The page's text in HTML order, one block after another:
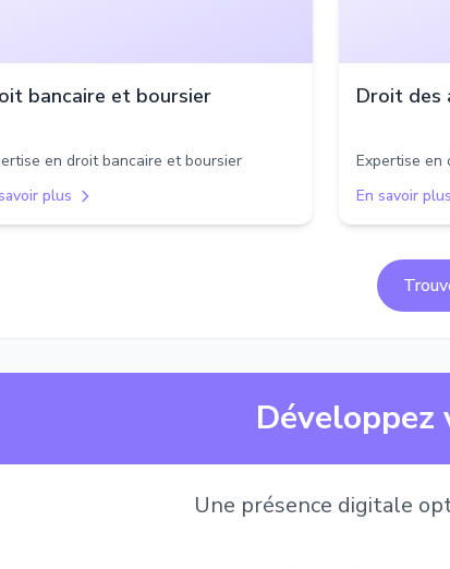
bancaire et boursier
en droit bancaire et boursier
plus
Droit des
Expertise en
En savoir plus
Une présence digitale